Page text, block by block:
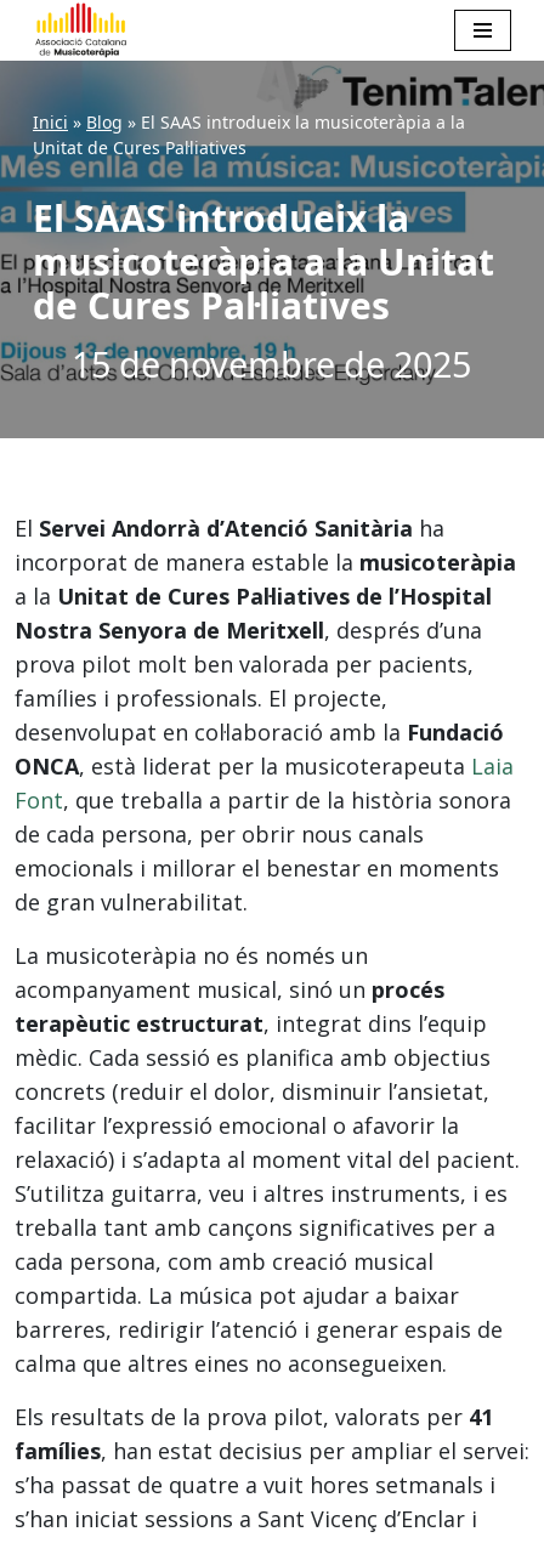
Skip
to
content
Inici » Blog » El SAAS introdueix la musicoteràpia a la
Unitat de Cures Pal·liatives
El SAAS introdueix la
musicoteràpia a la Unitat
de Cures Pal·liatives
15 de novembre de 2025
El Servei Andorrà d’Atenció Sanitària ha
incorporat de manera estable la musicoteràpia
a la Unitat de Cures Pal·liatives de l’Hospital
Nostra Senyora de Meritxell, després d’una
prova pilot molt ben valorada per pacients,
famílies i professionals. El projecte,
desenvolupat en col·laboració amb la Fundació
ONCA, està liderat per la musicoterapeuta Laia
Font, que treballa a partir de la història sonora
de cada persona, per obrir nous canals
emocionals i millorar el benestar en moments
de gran vulnerabilitat.
La musicoteràpia no és només un
acompanyament musical, sinó un procés
terapèutic estructurat, integrat dins l’equip
mèdic. Cada sessió es planifica amb objectius
concrets (reduir el dolor, disminuir l’ansietat,
facilitar l’expressió emocional o afavorir la
relaxació) i s’adapta al moment vital del pacient.
S’utilitza guitarra, veu i altres instruments, i es
treballa tant amb cançons significatives per a
cada persona, com amb creació musical
compartida. La música pot ajudar a baixar
barreres, redirigir l’atenció i generar espais de
calma que altres eines no aconsegueixen.
Els resultats de la prova pilot, valorats per 41
famílies, han estat decisius per ampliar el servei:
s’ha passat de quatre a vuit hores setmanals i
s’han iniciat sessions a Sant Vicenç d’Enclar i